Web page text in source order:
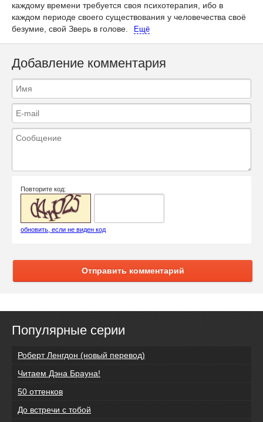
каждому времени требуется своя психотерапия, ибо в
каждом периоде своего существования у человечества своё
безумие, свой Зверь в голове.
Ещё
Добавление комментария
Повторите код:
обновить, если не виден код
Отправить комментарий
Популярные серии
Роберт Ленгдон (новый перевод)
Читаем Дэна Брауна!
50 оттенков
До встречи с тобой